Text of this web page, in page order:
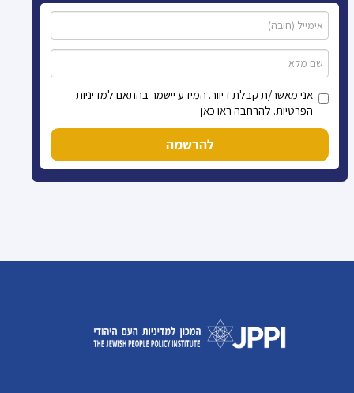
אני מאשר/ת קבלת דיוור. המידע יישמר בהתאם למדיניות
הפרטיות. להרחבה ראו כאן
להרשמה